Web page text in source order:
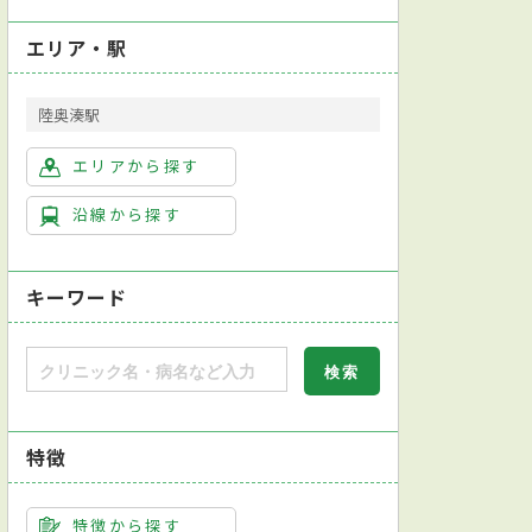
エリア・駅
陸奥湊駅
エリアから探す
沿線から探す
キーワード
特徴
特徴から探す